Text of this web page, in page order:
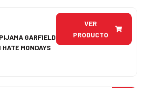
PIJAMA GARFIELD
I HATE MONDAYS
VER
PRODUCTO